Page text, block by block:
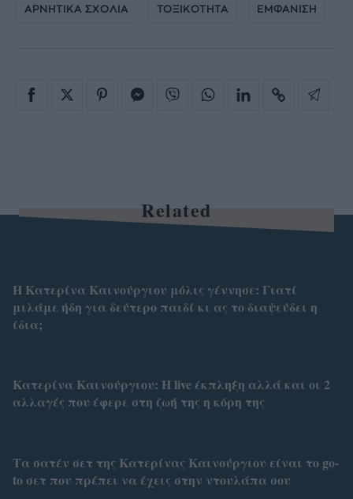
ΑΡΝΗΤΙΚΑ ΣΧΟΛΙΑ ΤΟΞΙΚΟΤΗΤΑ ΕΜΦΑΝΙΣΗ
Related
Η Κατερίνα Καινούργιου μόλις γέννησε: Γιατί
μιλάμε ήδη για δεύτερο παιδί κι ας το διαψεύδει η
ίδια;
Κατερίνα Καινούργιου: H live έκπληξη αλλά και οι 2
αλλαγές που έφερε στη ζωή της η κόρη της
Tα σατέν σετ της Κατερίνας Καινούργιου είναι το go-
to σετ που πρέπει να έχεις στην ντουλάπα σου